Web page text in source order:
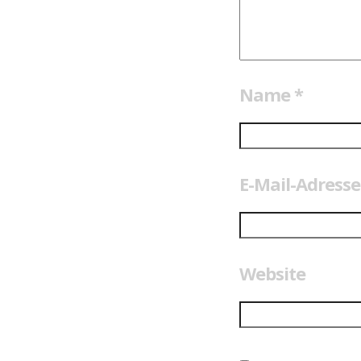
Name *
E-Mail-
Website